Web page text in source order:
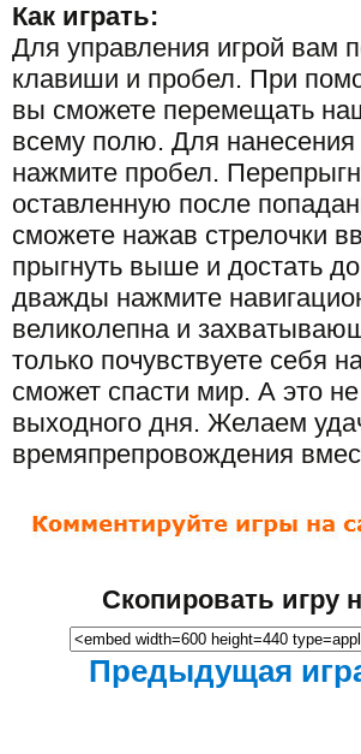
Как играть:
Для управления игрой вам
клавиши и пробел. При
вы сможете перемещать
всему полю. Для нанесения
нажмите пробел.
оставленную после
сможете нажав стрелочки
прыгнуть выше и достать
дважды нажмите
великолепна и
только почувствуете себя
сможет спасти мир. А это
выходного дня. Желаем
времяпрепровождения
Скопировать игру
Предыдущая